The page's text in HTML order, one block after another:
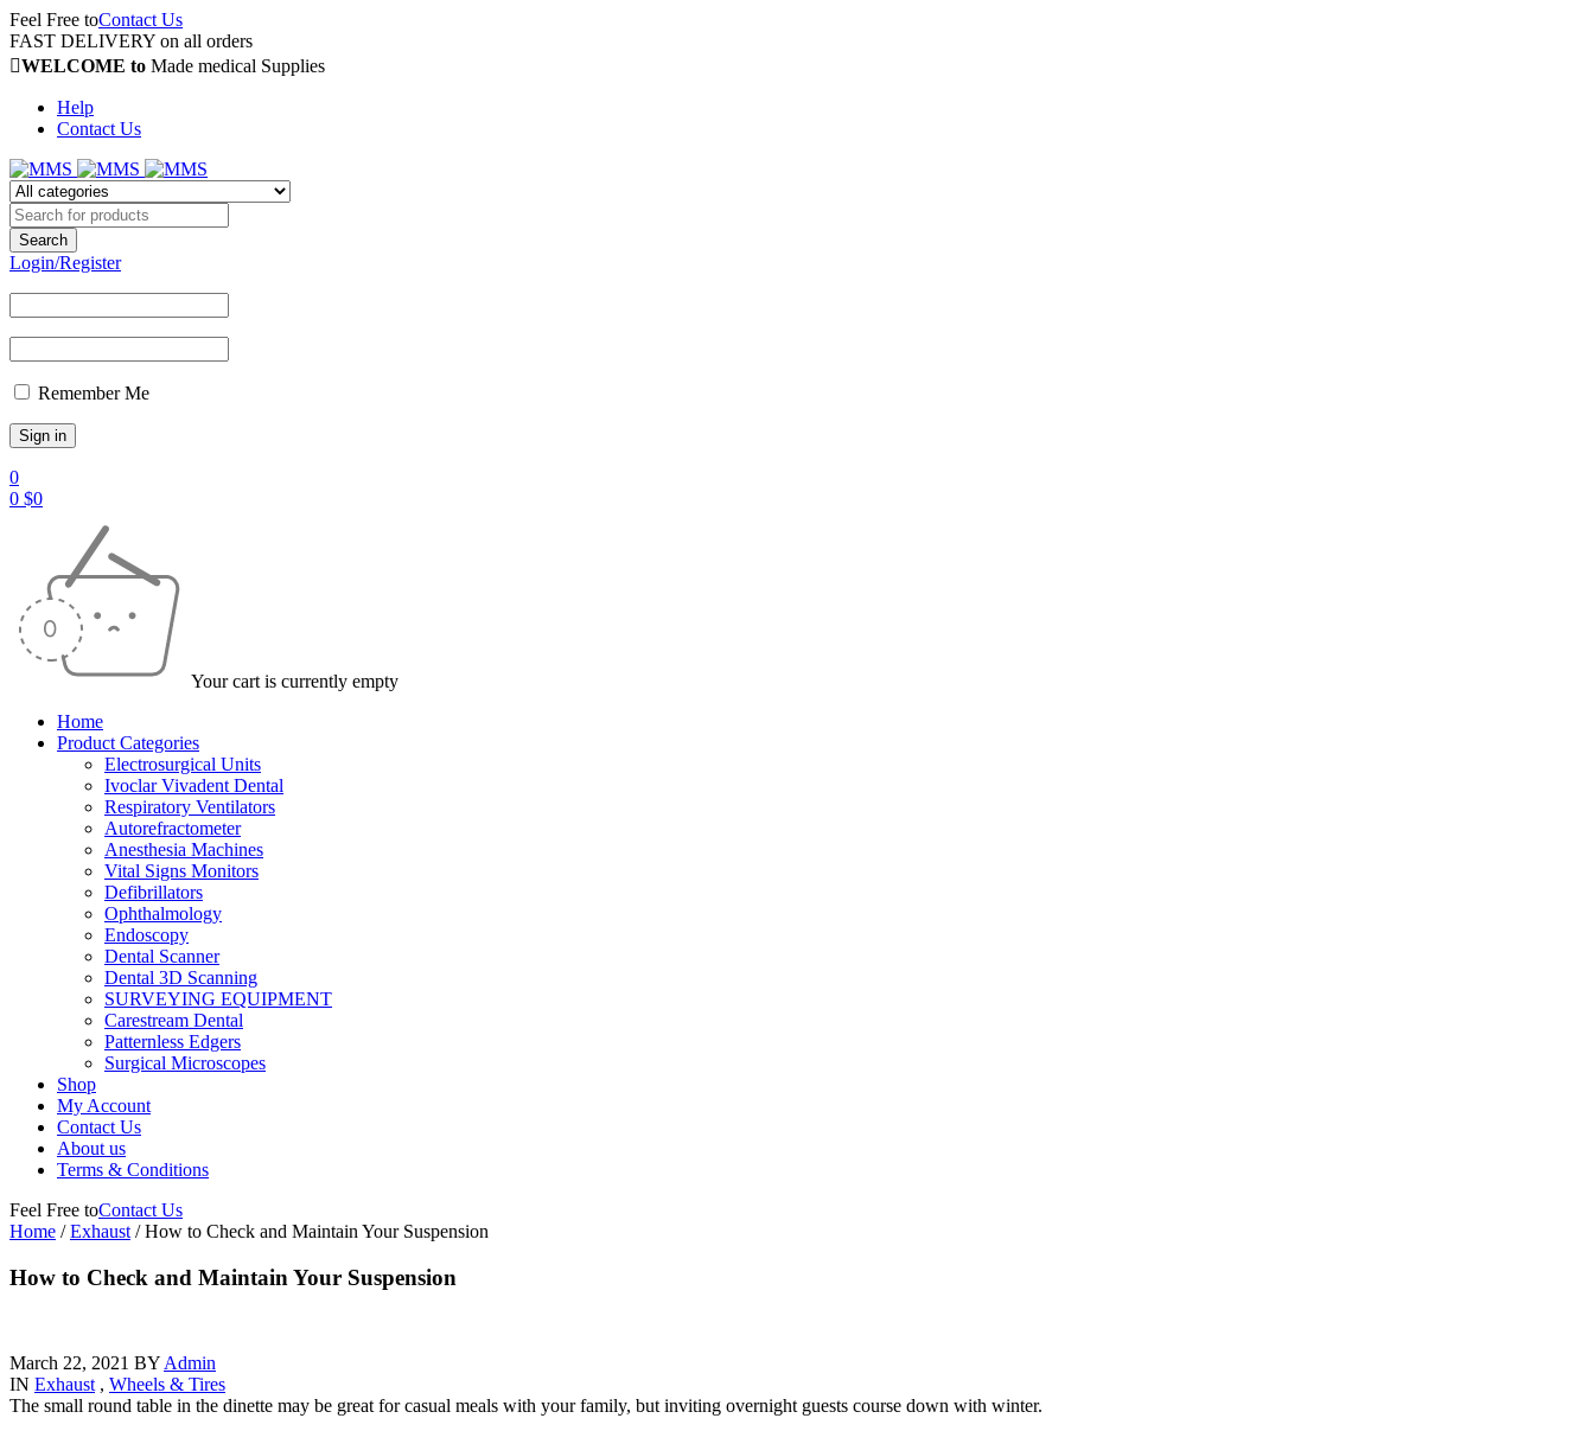
Feel Free toContact Us
FAST DELIVERY on all orders
WELCOME to Made medical Supplies
Help
Contact Us
Login/Register
Remember Me
0
0 $0
Your cart is currently empty
Home
Product Categories
Electrosurgical Units
Ivoclar Vivadent Dental
Respiratory Ventilators
Autorefractometer
Anesthesia Machines
Vital Signs Monitors
Defibrillators
Ophthalmology
Endoscopy
Dental Scanner
Dental 3D Scanning
SURVEYING EQUIPMENT
Carestream Dental
Patternless Edgers
Surgical Microscopes
Shop
My Account
Contact Us
About us
Terms & Conditions
Feel Free toContact Us
Home / Exhaust / How to Check and Maintain Your Suspension
How to Check and Maintain Your Suspension
March 22, 2021 BYAdmin
IN Exhaust, Wheels & Tires
The small round table in the dinette may be great for casual meals with your family, but inviting overnight guests course down with winter.